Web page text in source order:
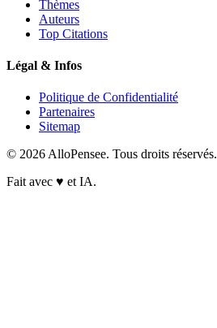
Thèmes
Auteurs
Top Citations
Légal & Infos
Politique de Confidentialité
Partenaires
Sitemap
© 2026 AlloPensee. Tous droits réservés.
Fait avec ♥ et IA.